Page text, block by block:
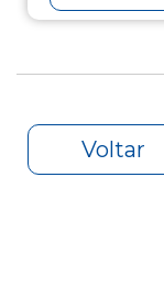
Voltar